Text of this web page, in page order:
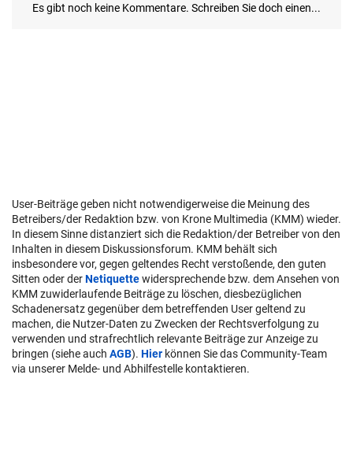
User-Beiträge geben nicht notwendigerweise die Meinung des
Betreibers/der Redaktion bzw. von Krone Multimedia (KMM) wieder.
In diesem Sinne distanziert sich die Redaktion/der Betreiber von den
Inhalten in diesem Diskussionsforum. KMM behält sich
insbesondere vor, gegen geltendes Recht verstoßende, den guten
Sitten oder derNetiquettewidersprechende bzw. dem Ansehen von
KMM zuwiderlaufende Beiträge zu löschen, diesbezüglichen
Schadenersatz gegenüber dem betreffenden User geltend zu
machen, die Nutzer-Daten zu Zwecken der Rechtsverfolgung zu
verwenden und strafrechtlich relevante Beiträge zur Anzeige zu
bringen (siehe auch AGB). Hier können Sie das Community-Team
via unserer Melde- und Abhilfestelle kontaktieren.